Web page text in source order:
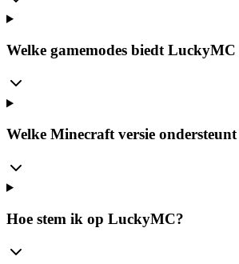
Welke gamemodes biedt LuckyMC
Welke Minecraft versie
Hoe stem ik op LuckyMC?